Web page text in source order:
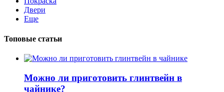
Двери
Еще
Топовые статьи
Можно ли приготовить глинтвейн в
чайнике?